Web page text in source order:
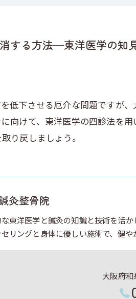
する方法—東洋医学の知
低下させる厄介な問題ですが
向けて、東洋医学の四診法を
り戻しましょう。
灸整骨院
東洋医学と鍼灸の知識と技術を活
リングと身体に優しい施術で、健
大阪府和